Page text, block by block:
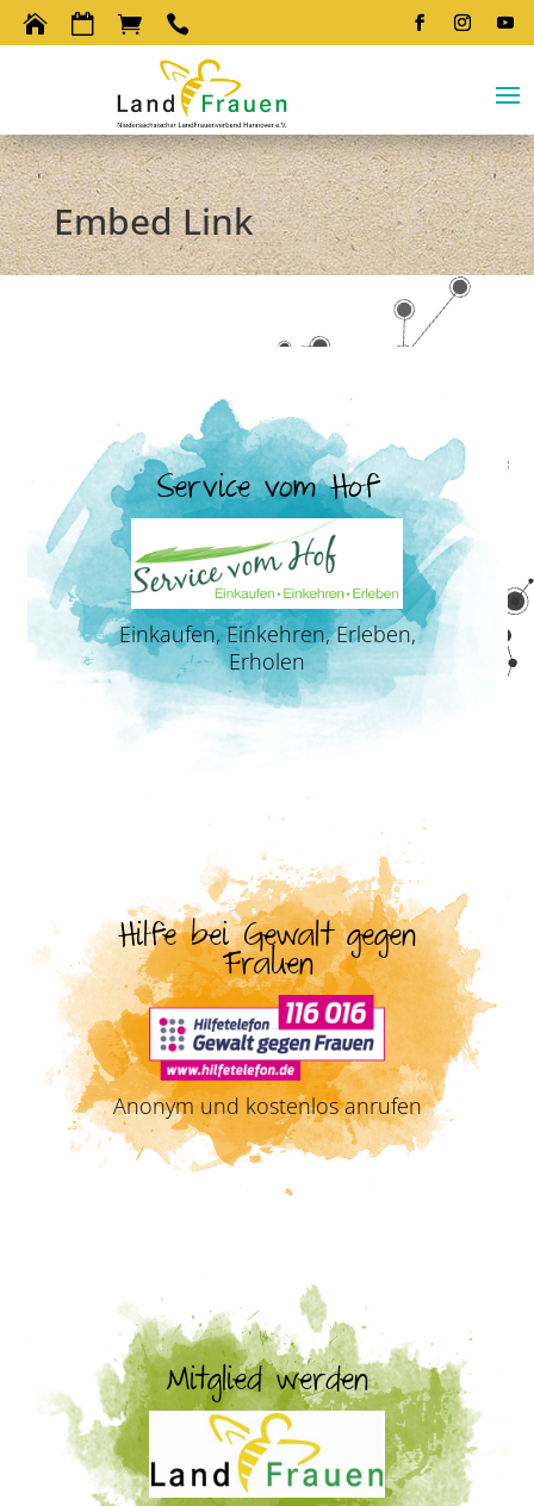
   
Embed Link
Service vom Hof
Einkaufen, Einkehren, Erleben,
Erholen
Hilfe bei Gewalt gegen
Frauen
Anonym und kostenlos anrufen
Mitglied werden